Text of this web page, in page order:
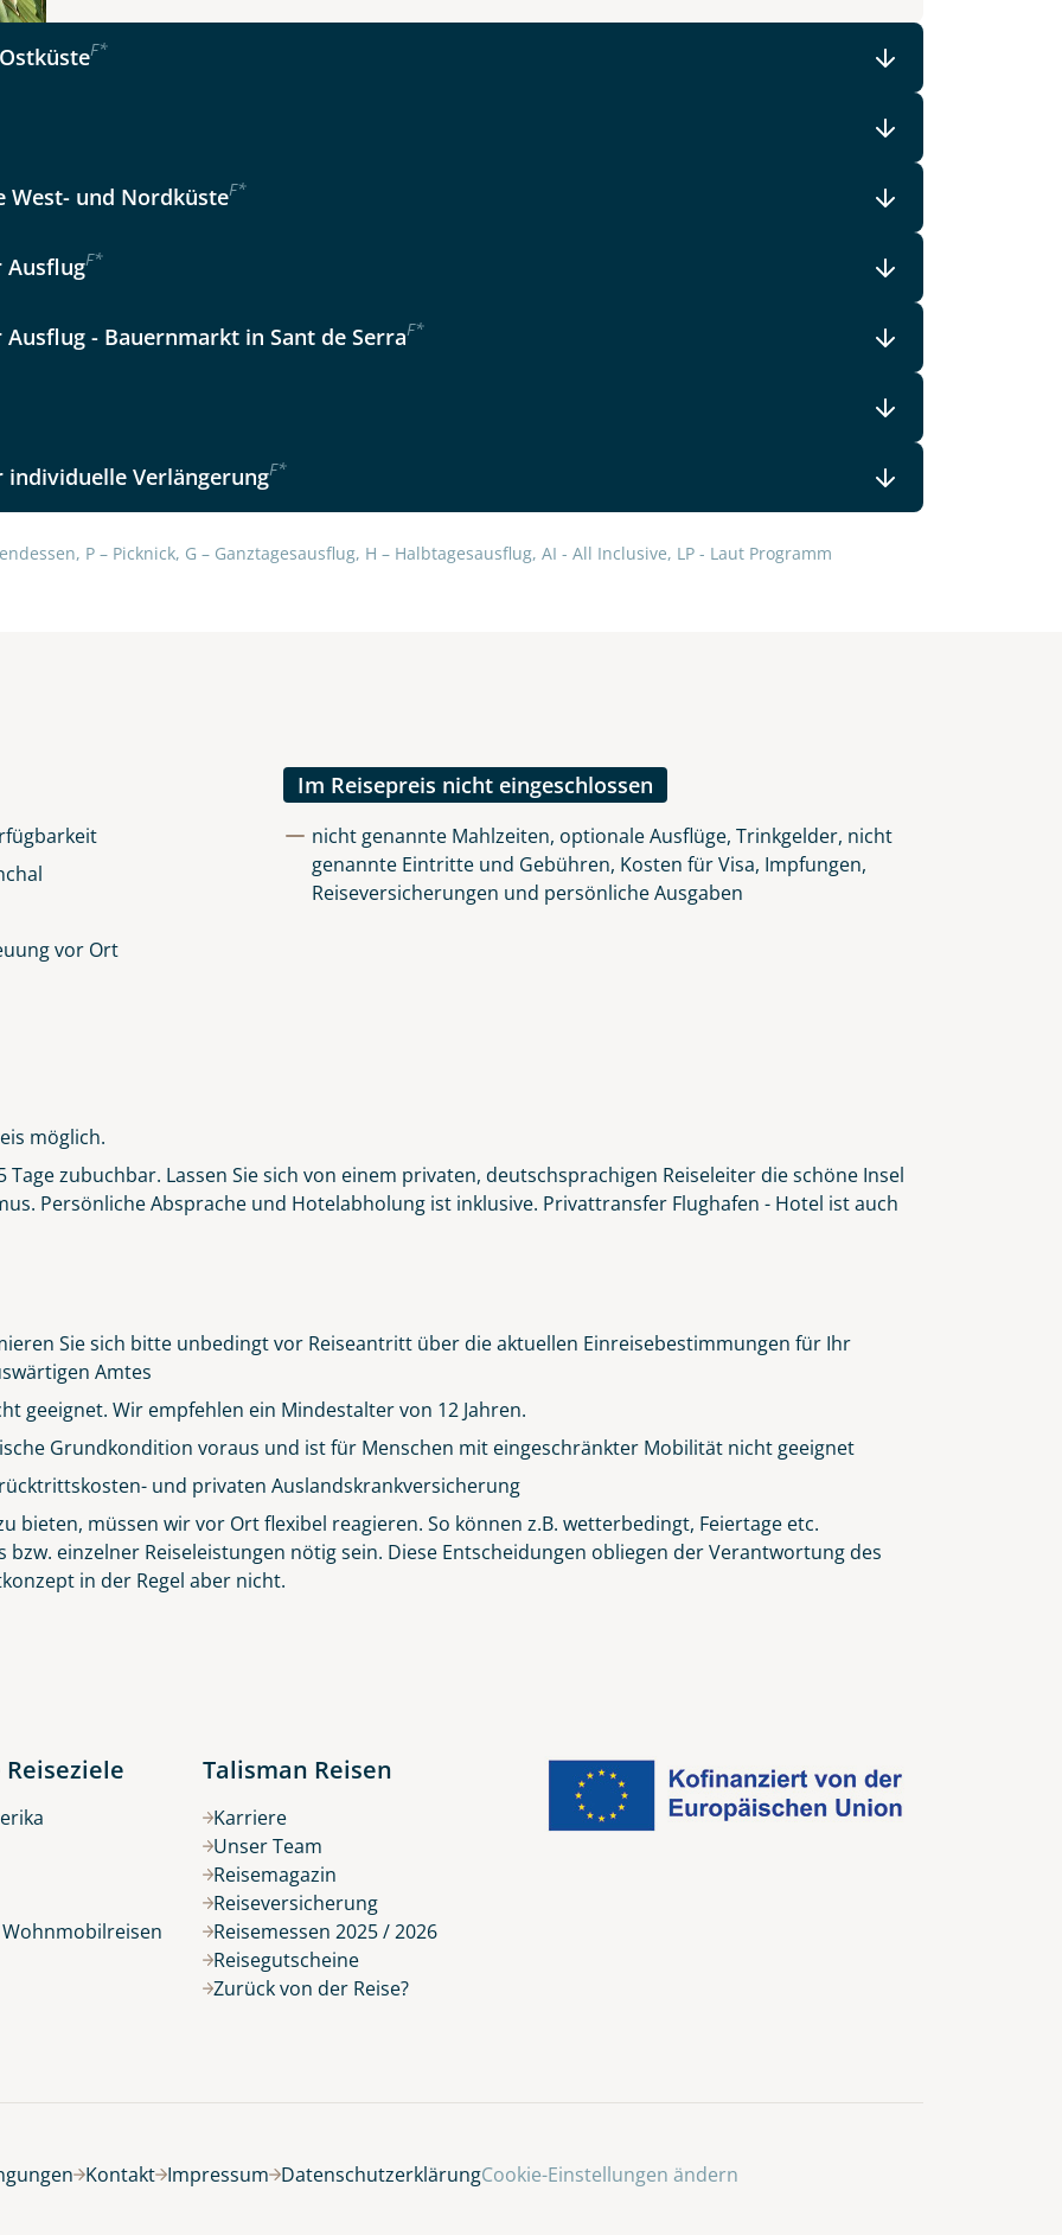
Küste von Madeira nahe Santana
© Rulan - stock.adobe.com
F*
West- und NordküsteF*
AusflugF*
- Bauernmarkt in Sant de SerraF*
individuelle VerlängerungF*
P – Picknick, G – Ganztagesausflug, H – Halbtagesausflug, AI - All Inclusive, LP - Laut Programm
vor Ort
Im Reisepreis nicht eingeschlossen
nicht genannte Mahlzeiten, optionale Ausflüge, Trinkgelder, nicht
genannte Eintritte und Gebühren, Kosten für Visa, Impfungen,
Reiseversicherungen und persönliche Ausgaben
möglich.
zubuchbar. Lassen Sie sich von einem privaten, deutschsprachigen Reiseleiter die schöne Insel
Persönliche Absprache und Hotelabholung ist inklusive. Privattransfer Flughafen - Hotel ist auch
Sie sich bitte unbedingt vor Reiseantritt über die aktuellen Einreisebestimmungen für Ihr
Amtes
geeignet. Wir empfehlen ein Mindestalter von 12 Jahren.
Grundkondition voraus und ist für Menschen mit eingeschränkter Mobilität nicht geeignet
und privaten Auslandskrankversicherung
bieten, müssen wir vor Ort flexibel reagieren. So können z.B. wetterbedingt, Feiertage etc.
einzelner Reiseleistungen nötig sein. Diese Entscheidungen obliegen der Verantwortung des
in der Regel aber nicht.
Talisman Reisen
Karriere
Unser Team
Reisemagazin
Reiseversicherung
Reisemessen 2025 / 2026
Reisegutscheine
Zurück von der Reise?
Kontakt Impressum DatenschutzerklärungCookie-Einstellungen ändern